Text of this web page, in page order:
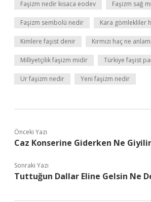
Faşizm nedir kısaca eodev Faşizm sağ
Faşizm sembolü nedir Kara gömlekliler
Kimlere faşist denir Kırmızı haç ne
Milliyetçilik faşizm midir Türkiye faşist
Ur faşizm nedir Yeni faşizm nedir
Önceki Yazı
Caz Konserine Giderken Ne Giyilir
Sonraki Yazı
Tuttuğun Dallar Eline Gelsin Ne